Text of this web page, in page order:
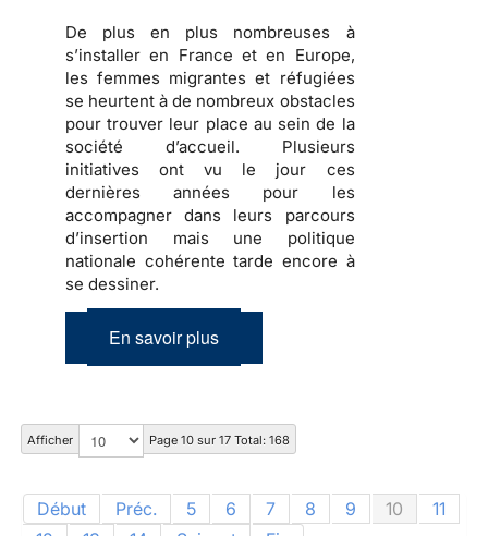
De plus en plus nombreuses à
s’installer en France et en Europe,
lesfemmes migrantes et réfugiées
se heurtent à de nombreux obstacles
pour trouver leur place au sein de la
société d’accueil. Plusieurs
initiatives ont vu le jour ces
dernières années pour les
accompagner dans leurs parcours
d’insertion mais une politique
nationale cohérente tarde encore à
se dessiner.
En savoir plus
Afficher Page 10 sur 17 Total: 168
Début Préc. 5 6 7 8 9 10
11